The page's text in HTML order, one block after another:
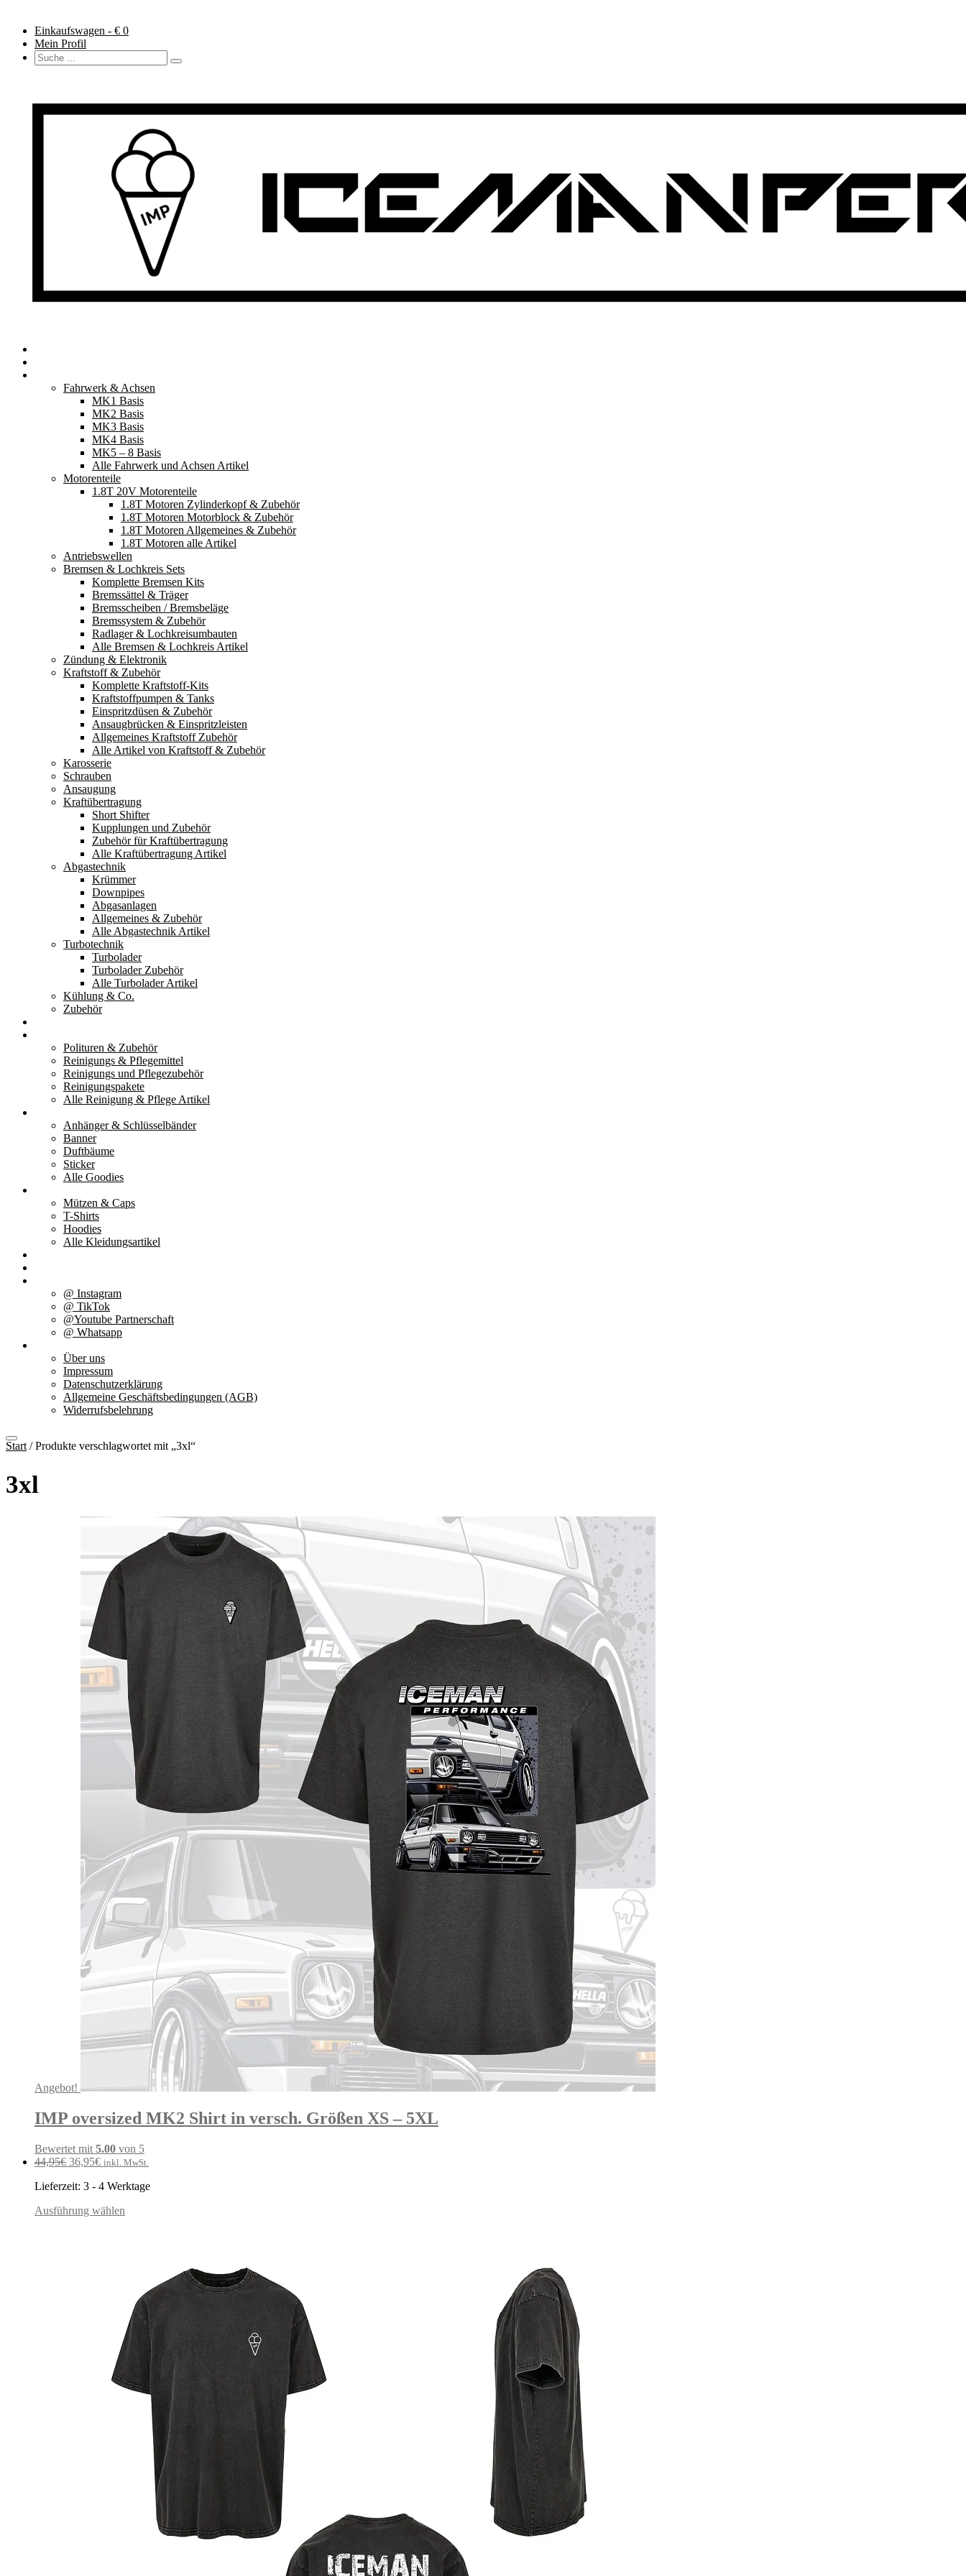
Einkaufswagen - € 0
Mein Profil
Fahrwerk & Achsen
MK1 Basis
MK2 Basis
MK3 Basis
MK4 Basis
MK5 – 8 Basis
Alle Fahrwerk und Achsen Artikel
Motorenteile
1.8T 20V Motorenteile
1.8T Motoren Zylinderkopf & Zubehör
1.8T Motoren Motorblock & Zubehör
1.8T Motoren Allgemeines & Zubehör
1.8T Motoren alle Artikel
Antriebswellen
Bremsen & Lochkreis Sets
Komplette Bremsen Kits
Bremssättel & Träger
Bremsscheiben / Bremsbeläge
Bremssystem & Zubehör
Radlager & Lochkreisumbauten
Alle Bremsen & Lochkreis Artikel
Zündung & Elektronik
Kraftstoff & Zubehör
Komplette Kraftstoff-Kits
Kraftstoffpumpen & Tanks
Einspritzdüsen & Zubehör
Ansaugbrücken & Einspritzleisten
Allgemeines Kraftstoff Zubehör
Alle Artikel von Kraftstoff & Zubehör
Karosserie
Schrauben
Ansaugung
Kraftübertragung
Short Shifter
Kupplungen und Zubehör
Zubehör für Kraftübertragung
Alle Kraftübertragung Artikel
Abgastechnik
Krümmer
Downpipes
Abgasanlagen
Allgemeines & Zubehör
Alle Abgastechnik Artikel
Turbotechnik
Turbolader
Turbolader Zubehör
Alle Turbolader Artikel
Kühlung & Co.
Zubehör
Polituren & Zubehör
Reinigungs & Pflegemittel
Reinigungs und Pflegezubehör
Reinigungspakete
Alle Reinigung & Pflege Artikel
Anhänger & Schlüsselbänder
Banner
Duftbäume
Sticker
Alle Goodies
Mützen & Caps
T-Shirts
Hoodies
Alle Kleidungsartikel
@ Instagram
@ TikTok
@Youtube Partnerschaft
@ Whatsapp
Über uns
Impressum
Datenschutzerklärung
Allgemeine Geschäftsbedingungen (AGB)
Widerrufsbelehrung
Start / Produkte verschlagwortet mit „3xl“
3xl
Angebot!
IMP oversized MK2 Shirt in versch. Größen XS – 5XL
Bewertet mit 5.00 von 5
44,95€ Ursprünglicher
war:
36,95€Aktueller
ist:
inkl. MwSt.
Lieferzeit: 3 - 4 Werktage
Ausführung wählen